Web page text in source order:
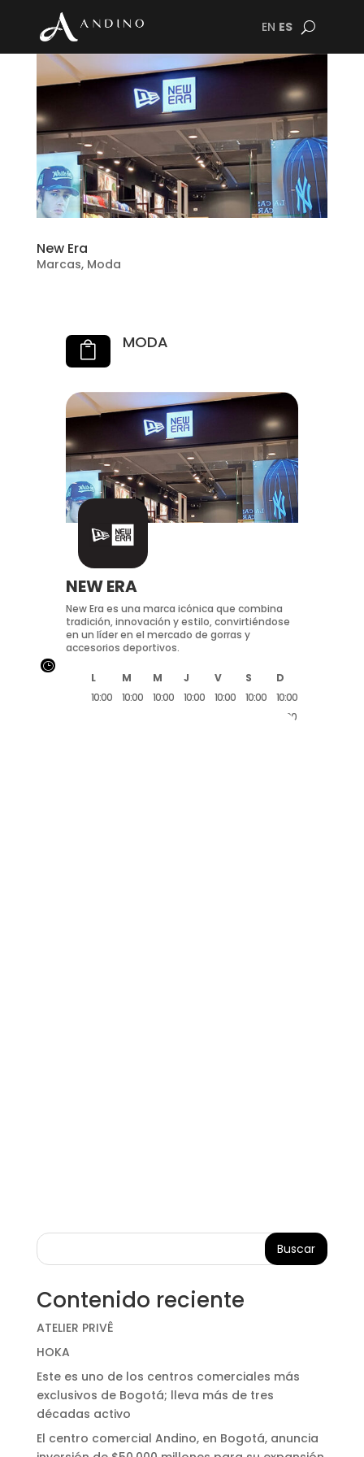
EN ES
New Era
Marcas, Moda
 MODA
NEW ERA
New Era es una marca icónica que combina
tradición, innovación y estilo, convirtiéndose
en un líder en el mercado de gorras y
accesorios deportivos.
L M M J V S
D
10:00
10:00
10:00
10:00
10:00
10:00
10:00
21:00
}
Buscar
Contenido reciente
ATELIER PRIVÊ
HOKA
Este es uno de los centros comerciales más
exclusivos de Bogotá; lleva más de tres
décadas activo
El centro comercial Andino, en Bogotá, anuncia